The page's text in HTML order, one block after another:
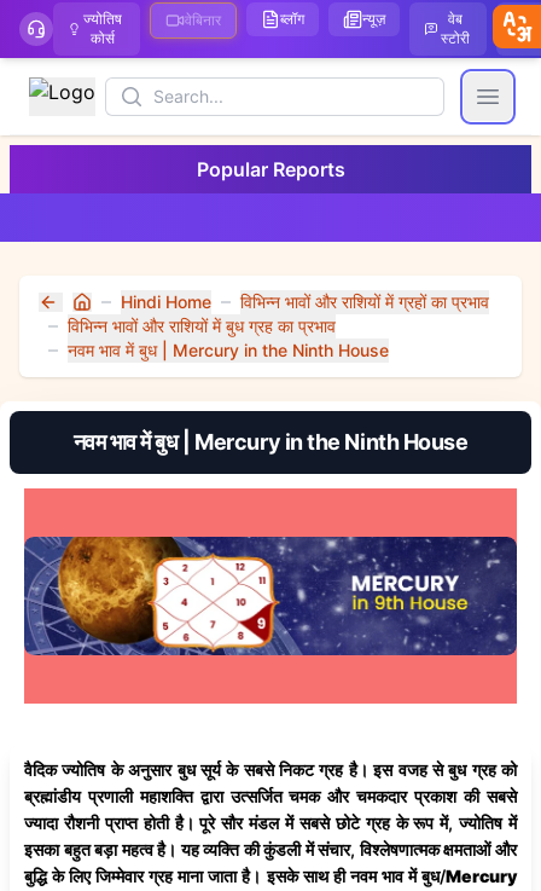
ज्योतिष
कोर्स
वेबिनार ब्लॉग न्यूज़
वेब
स्टोरी
Search
Open
Popular Reports
Home Hindi Home
विभिन्न भावों और राशियों में ग्रहों का प्रभाव
विभिन्न भावों और राशियों में बुध ग्रह का प्रभाव
नवम भाव में बुध | Mercury in the Ninth House
नवम भाव में बुध | Mercury in the Ninth House
वैदिक ज्योतिष के अनुसार बुध सूर्य के सबसे निकट ग्रह है। इस वजह से बुध ग्रह को
ब्रह्मांडीय प्रणाली महाशक्ति द्वारा उत्सर्जित चमक और चमकदार प्रकाश की सबसे
ज्यादा रौशनी प्राप्त होती है। पूरे सौर मंडल में सबसे छोटे ग्रह के रूप में, ज्योतिष में
इसका बहुत बड़ा महत्व है। यह व्यक्ति की कुंडली में संचार, विश्लेषणात्मक क्षमताओं और
बुद्धि के लिए जिम्मेवार ग्रह माना जाता है। इसके साथ ही नवम भाव में बुध/Mercury